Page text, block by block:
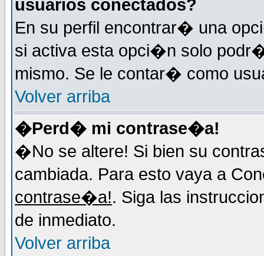
usuarios conectados?
En su perfil encontrar� una
si activa esta opci�n solo
mismo. Se le contar� como
Volver arriba
�Perd� mi contrase�a!
�No se altere! Si bien su
cambiada. Para esto vaya a
contrase�a!. Siga las
de inmediato.
Volver arriba